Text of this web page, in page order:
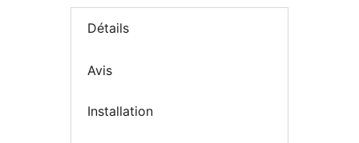
Détails
Avis
Installation